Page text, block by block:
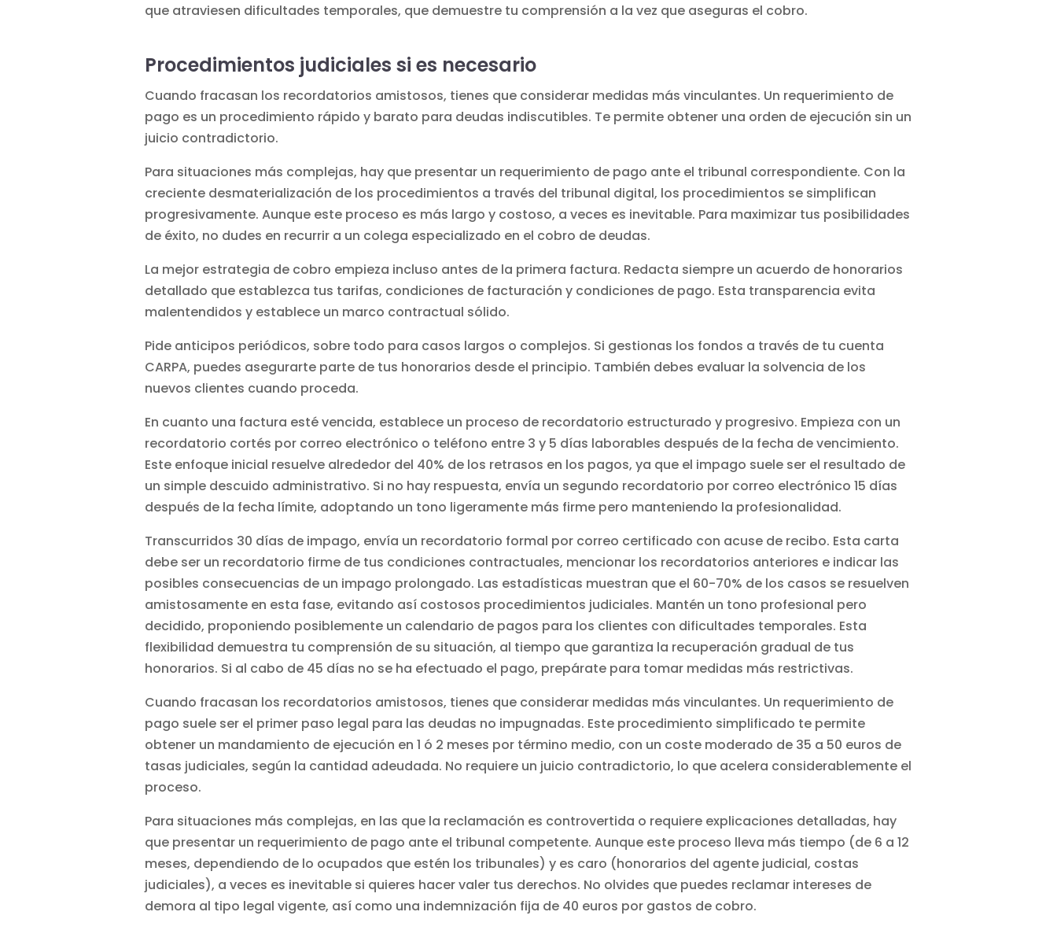
que atraviesen dificultades temporales, que demuestre tu comprensión a la vez que aseguras el cobro.
Procedimientos judiciales si es necesario
Cuando fracasan los recordatorios amistosos, tienes que considerar medidas más vinculantes. Un requerimiento de
pago es un procedimiento rápido y barato para deudas indiscutibles. Te permite obtener una orden de ejecución sin un
juicio contradictorio.
Para situaciones más complejas, hay que presentar un requerimiento de pago ante el tribunal correspondiente. Con la
creciente desmaterialización de los procedimientos a través del tribunal digital, los procedimientos se simplifican
progresivamente. Aunque este proceso es más largo y costoso, a veces es inevitable. Para maximizar tus posibilidades
de éxito, no dudes en recurrir a un colega especializado en el cobro de deudas.
La mejor estrategia de cobro empieza incluso antes de la primera factura. Redacta siempre un acuerdo de honorarios
detallado que establezca tus tarifas, condiciones de facturación y condiciones de pago. Esta transparencia evita
malentendidos y establece un marco contractual sólido.
Pide anticipos periódicos, sobre todo para casos largos o complejos. Si gestionas los fondos a través de tu cuenta
CARPA, puedes asegurarte parte de tus honorarios desde el principio. También debes evaluar la solvencia de los
nuevos clientes cuando proceda.
En cuanto una factura esté vencida, establece un proceso de recordatorio estructurado y progresivo. Empieza con un
recordatorio cortés por correo electrónico o teléfono entre 3 y 5 días laborables después de la fecha de vencimiento.
Este enfoque inicial resuelve alrededor del 40% de los retrasos en los pagos, ya que el impago suele ser el resultado de
un simple descuido administrativo. Si no hay respuesta, envía un segundo recordatorio por correo electrónico 15 días
después de la fecha límite, adoptando un tono ligeramente más firme pero manteniendo la profesionalidad.
Transcurridos 30 días de impago, envía un recordatorio formal por correo certificado con acuse de recibo. Esta carta
debe ser un recordatorio firme de tus condiciones contractuales, mencionar los recordatorios anteriores e indicar las
posibles consecuencias de un impago prolongado. Las estadísticas muestran que el 60-70% de los casos se resuelven
amistosamente en esta fase, evitando así costosos procedimientos judiciales. Mantén un tono profesional pero
decidido, proponiendo posiblemente un calendario de pagos para los clientes con dificultades temporales. Esta
flexibilidad demuestra tu comprensión de su situación, al tiempo que garantiza la recuperación gradual de tus
honorarios. Si al cabo de 45 días no se ha efectuado el pago, prepárate para tomar medidas más restrictivas.
Cuando fracasan los recordatorios amistosos, tienes que considerar medidas más vinculantes. Un requerimiento de
pago suele ser el primer paso legal para las deudas no impugnadas. Este procedimiento simplificado te permite
obtener un mandamiento de ejecución en 1 ó 2 meses por término medio, con un coste moderado de 35 a 50 euros de
tasas judiciales, según la cantidad adeudada. No requiere un juicio contradictorio, lo que acelera considerablemente el
proceso.
Para situaciones más complejas, en las que la reclamación es controvertida o requiere explicaciones detalladas, hay
que presentar un requerimiento de pago ante el tribunal competente. Aunque este proceso lleva más tiempo (de 6 a 12
meses, dependiendo de lo ocupados que estén los tribunales) y es caro (honorarios del agente judicial, costas
judiciales), a veces es inevitable si quieres hacer valer tus derechos. No olvides que puedes reclamar intereses de
demora al tipo legal vigente, así como una indemnización fija de 40 euros por gastos de cobro.